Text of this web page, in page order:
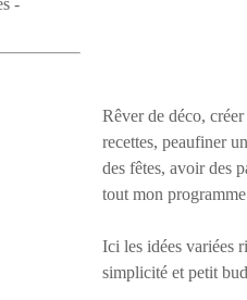
-
Rêver de déco,
recettes, peaufiner
des fêtes, avoir des
tout mon
Ici les idées variées
simplicité et petit